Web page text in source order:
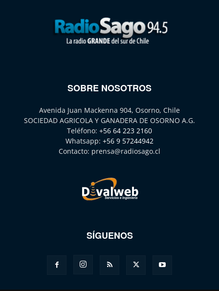
SOBRE NOSOTROS
Avenida Juan Mackenna 904, Osorno, Chile
SOCIEDAD AGRICOLA Y GANADERA DE OSORNO A.G.
Teléfono: +56 64 223 2160
Whatsapp: +56 9 57244942
Contacto: prensa@radiosago.cl
SÍGUENOS